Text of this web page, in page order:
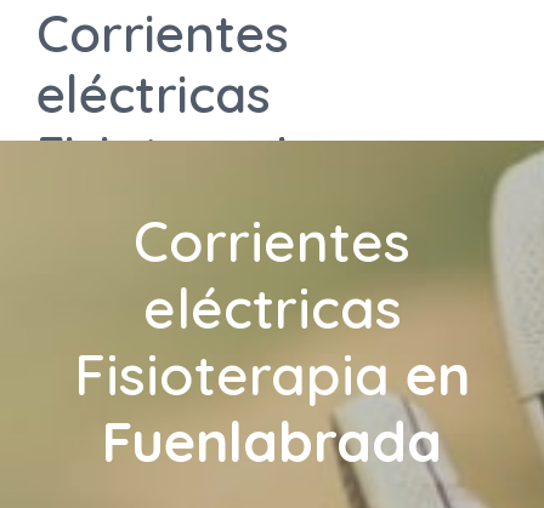
Corrientes
eléctricas
Fisioterapia
Fuenlabrada
Corrientes
eléctricas
Fisioterapiaen
Fuenlabrada